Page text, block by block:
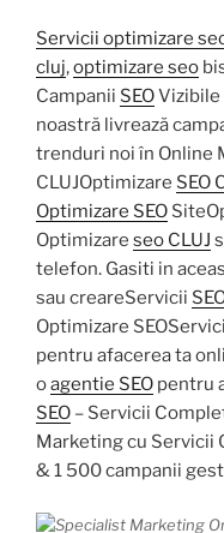
Servicii optimizare
cluj,optimizare seo
Campanii SEO
noastră livrează
trenduri noi în Online
CLUJOptimizare SEO
Optimizare SEO
Optimizare seo CLUJ
telefon. Gasiti in
sau creareServicii
Optimizare
pentru afacerea ta
oagentie SEO pentru
SEO – Servicii
Marketing cu Servicii
& 1 500 campanii